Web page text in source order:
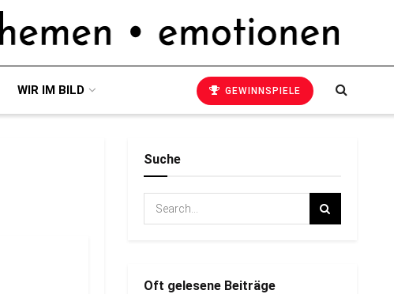
WIR IM BILD GEWINNSPIELE
Suche
Oft gelesene Beiträge